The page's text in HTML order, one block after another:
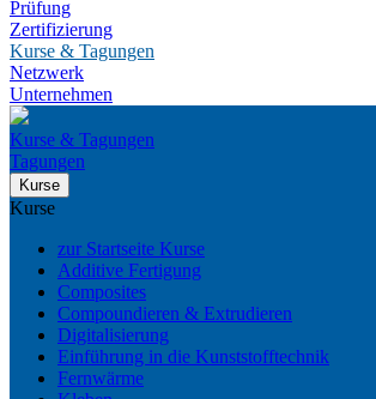
Prüfung
Zertifizierung
Kurse & Tagungen
Netzwerk
Unternehmen
Kurse & Tagungen
Tagungen
Kurse
Kurse
zur Startseite Kurse
Additive Fertigung
Composites
Compoundieren & Extrudieren
Digitalisierung
Einführung in die Kunststofftechnik
Fernwärme